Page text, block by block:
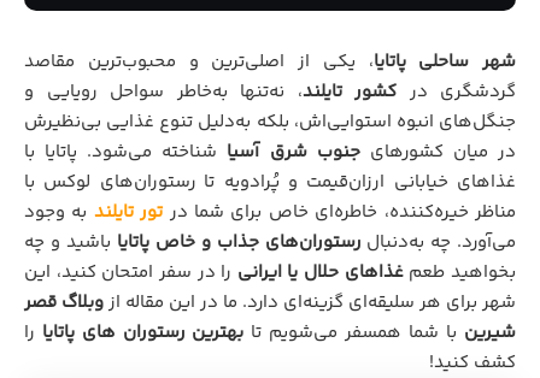
شهر ساحلی پاتایا، یکی از اصلی‌ترین و محبوب‌ترین مقاصد
گردشگری در کشور تایلند، نه‌تنها به‌خاطر سواحل رویایی و
جنگل‌های انبوه استوایی‌اش، بلکه به‌دلیل تنوع غذایی بی‌نظیرش
در میان کشورهایجنوب شرق آسیا شناخته می‌شود. پاتایا با
غذاهای خیابانی ارزان‌قیمت و پُرادویه تا رستوران‌های لوکس با
مناظر خیره‌کننده، خاطره‌ای خاص برای شما درتور تایلند به وجود
می‌آورد. چه به‌دنبال رستوران‌های جذاب و خاص پاتایا باشید و چه
بخواهید طعمغذاهای حلال یا ایرانی را در سفر امتحان کنید، این
شهر برای هر سلیقه‌ای گزینه‌ای دارد. ما در این مقاله از وبلاگ قصر
شیرین با شما همسفر می‌شویم تا بهترین رستوران‌ های پاتایا را
کشف کنید!